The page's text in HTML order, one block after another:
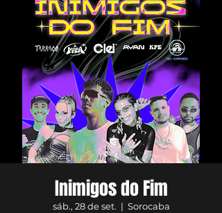
Inimigos do Fim
sáb., 28 de set.
  |
Sorocaba